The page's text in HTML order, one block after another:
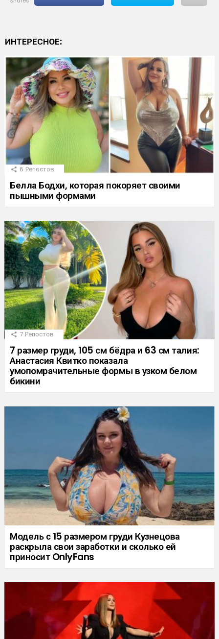
ИНТЕРЕСНОЕ:
6 Репостов
Белла Бодхи, которая покоряет своими
пышными формами
7 Репостов
7 размер груди, 105 см бёдра и 63 см талия:
Анастасия Квитко показала
умопомрачительные формы в узком белом
бикини
Модель с 15 размером груди Кузнецова
раскрыла свои заработки и сколько ей
приносит OnlyFans